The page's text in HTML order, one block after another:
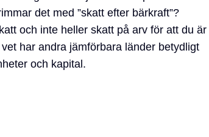
det med ”skatt efter bärkraft”?
och inte heller skatt på arv för att du är
har andra jämförbara länder betydligt
och kapital.